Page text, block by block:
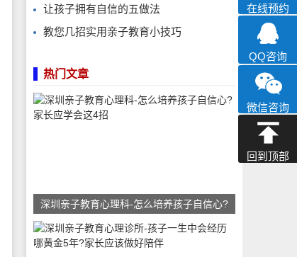
让孩子拥有自信的五做法
教您几招实用亲子教育小技巧
热门文章
深圳亲子教育心理科-怎么培养孩子自信心?
在线预约
QQ咨询
微信咨询
回到顶部